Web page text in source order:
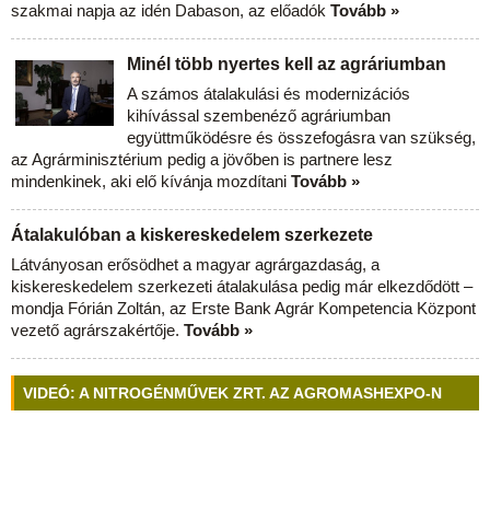
szakmai napja az idén Dabason, az előadók Tovább »
Minél több nyertes kell az agráriumban
A számos átalakulási és modernizációs
kihívással szembenéző agráriumban
együttműködésre és összefogásra van szükség,
az Agrárminisztérium pedig a jövőben is partnere lesz
mindenkinek, aki elő kívánja mozdítani Tovább »
Átalakulóban a kiskereskedelem szerkezete
Látványosan erősödhet a magyar agrárgazdaság, a
kiskereskedelem szerkezeti átalakulása pedig már elkezdődött –
mondja Fórián Zoltán, az Erste Bank Agrár Kompetencia Központ
vezető agrárszakértője. Tovább »
VIDEÓ: A NITROGÉNMŰVEK ZRT. AZ AGROMASHEXPO-N